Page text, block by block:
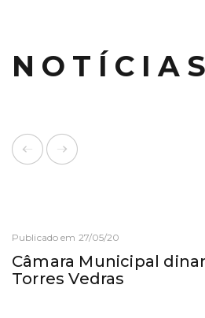
NOTÍCIAS
Publicado em 27/05/20
Câmara Municipal
Torres Vedras